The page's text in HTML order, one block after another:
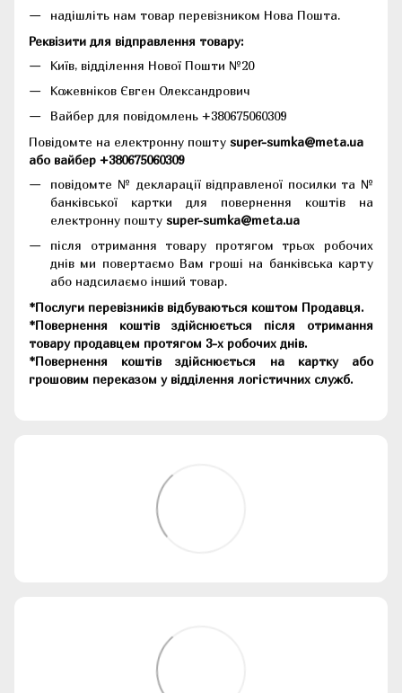
надішліть нам товар перевізником Нова Пошта.
Реквізити для відправлення товару:
Київ, відділення Нової Пошти №20
Кожевніков Євген Олександрович
Вайбер для повідомлень +380675060309
Повідомте на електронну пошту super-sumka@meta.ua
або вайбер +380675060309
повідомте № декларації відправленої посилки та №
банківської картки для повернення коштів на
електронну пошту super-sumka@meta.ua
після отримання товару протягом трьох робочих
днів ми повертаємо Вам гроші на банківська карту
або надсилаємо інший товар.
*Послуги перевізників відбуваються коштом Продавця.
*Повернення коштів здійснюється після отримання
товару продавцем протягом 3-х робочих днів.
*Повернення коштів здійснюється на картку або
грошовим переказом у відділення логістичних служб.